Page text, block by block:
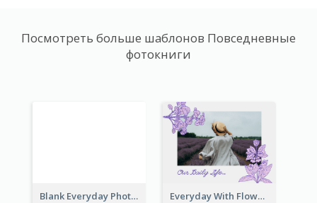
Посмотреть больше шаблонов Повседневные
фотокниги
Blank Everyday Photo Book Everyday With Flowers Photo Book